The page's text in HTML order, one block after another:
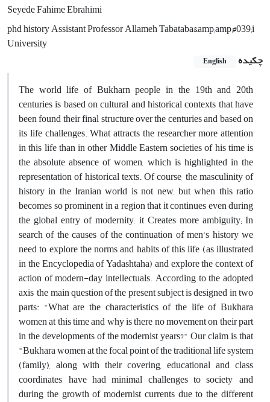
Seyede Fahime Ebrahimi
phd history Assistant Professor Allameh Tabataba&amp;amp;#039;i
University
چکیده
English
The world life of Bukharn people in the 19th and 20th
centuries is based on cultural and historical contexts that have
been found their final structure over the centuries and based on
its life challenges. What attracts the researcher more attention
in this life than in other Middle Eastern societies of his time is
the absolute absence of women, which is highlighted in the
representation of historical texts. Of course, the masculinity of
history in the Iranian world is not new, but when this ratio
becomes so prominent in a region that it continues even during
the global entry of modernity, it Creates more ambiguity; In
search of the causes of the continuation of men's history we
need to explore the norms and habits of this life (as illustrated
in the Encyclopedia of Yadashtaha) and explore the context of
action of modern-day intellectuals. According to the adopted
axis, the main question of the present subject is designed in two
parts: "What are the characteristics of the life of Bukhara
women at this time and why is there no movement on their part
in the developments of the modernist years?" Our claim is that
"Bukhara women at the focal point of the traditional life system
(family), along with their covering, educational and class
coordinates, have had minimal challenges to society, and
during the growth of modernist currents due to the different